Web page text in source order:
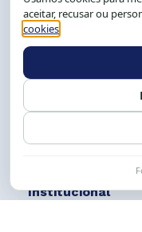
Tel.: (71) 2104-
Siga nossas
Institucional